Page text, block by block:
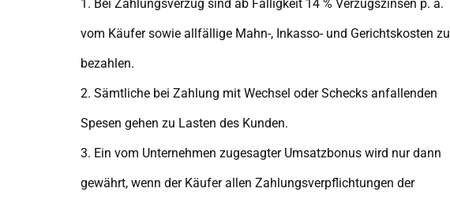
1. Bei Zahlungsverzug sind ab Fälligkeit 14 % Verzugszinsen p. a.
vom Käufer sowie allfällige Mahn-, Inkasso- und Gerichtskosten zu
bezahlen.
2. Sämtliche bei Zahlung mit Wechsel oder Schecks anfallenden
Spesen gehen zu Lasten des Kunden.
3. Ein vom Unternehmen zugesagter Umsatzbonus wird nur dann
gewährt, wenn der Käufer allen Zahlungsverpflichtungen der